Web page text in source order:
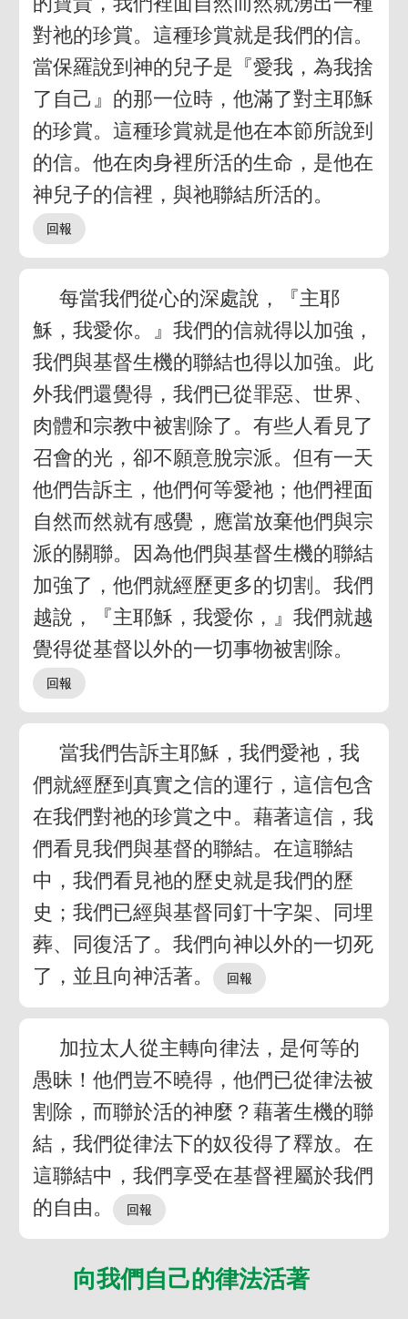
對祂的珍賞。這種珍賞就是我們的信。
當保羅說到神的兒子是『愛我，為我捨
了自己』的那一位時，他滿了對主耶穌
的珍賞。這種珍賞就是他在本節所說到
的信。他在肉身裡所活的生命，是他在
神兒子的信裡，與祂聯結所活的。
每當我們從心的深處說，『主耶
穌，我愛你。』我們的信就得以加強，
我們與基督生機的聯結也得以加強。此
外我們還覺得，我們已從罪惡、世界、
肉體和宗教中被割除了。有些人看見了
召會的光，卻不願意脫宗派。但有一天
他們告訴主，他們何等愛祂；他們裡面
自然而然就有感覺，應當放棄他們與宗
派的關聯。因為他們與基督生機的聯結
加強了，他們就經歷更多的切割。我們
越說，『主耶穌，我愛你，』我們就越
覺得從基督以外的一切事物被割除。
當我們告訴主耶穌，我們愛祂，我
們就經歷到真實之信的運行，這信包含
在我們對祂的珍賞之中。藉著這信，我
們看見我們與基督的聯結。在這聯結
中，我們看見祂的歷史就是我們的歷
史；我們已經與基督同釘十字架、同埋
葬、同復活了。我們向神以外的一切死
了，並且向神活著。
加拉太人從主轉向律法，是何等的
愚昧！他們豈不曉得，他們已從律法被
割除，而聯於活的神麼？藉著生機的聯
結，我們從律法下的奴役得了釋放。在
這聯結中，我們享受在基督裡屬於我們
的自由。
向我們自己的律法活著